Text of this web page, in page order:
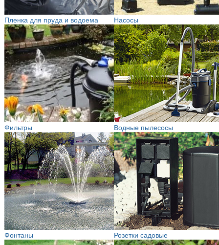
Пленка для пруда и водоема Насосы
Фильтры Водные пылесосы
Фонтаны Розетки садовые